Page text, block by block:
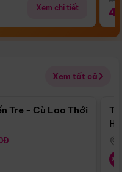
Xem chi tiết
Xem tất cả
Điểm nổi bật
Tre - Cù Lao Thới